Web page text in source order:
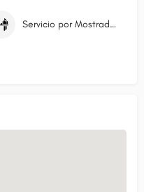
Servicio por Mostrador/Caja